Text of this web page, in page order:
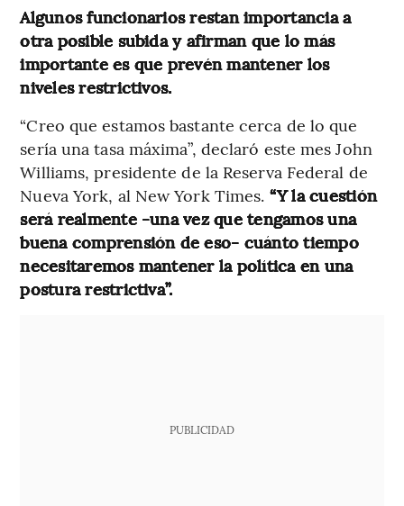
Algunos funcionarios restan importancia a
otra posible subida y afirman que lo más
importante es que prevén mantener los
niveles restrictivos.
“Creo que estamos bastante cerca de lo que
sería una tasa máxima”, declaró este mes John
Williams, presidente de la Reserva Federal de
Nueva York, al New York Times. “Y la cuestión
será realmente -una vez que tengamos una
buena comprensión de eso- cuánto tiempo
necesitaremos mantener la política en una
postura restrictiva”.
PUBLICIDAD